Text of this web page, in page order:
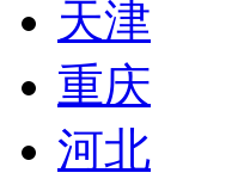
天津
重庆
河北